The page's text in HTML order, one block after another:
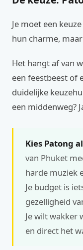
Je moet een
hun charme,
Het hangt af van
een feestbeest of
duidelijke
een middenweg?
Kies Patong
van Phuket
harde muziek
Je budget is
gezelligheid
Je wilt wakker
en direct het